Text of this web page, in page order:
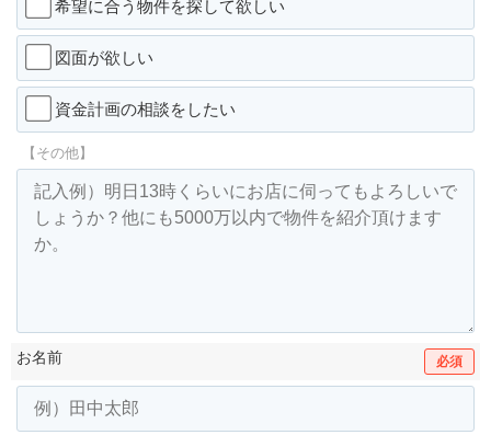
希望に合う物件を探して欲しい
図面が欲しい
資金計画の相談をしたい
【その他】
お名前 必須